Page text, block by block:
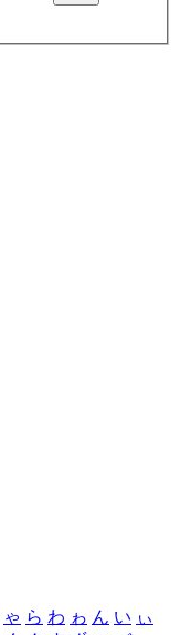
ゃ ら わ ゎ ん い ぃ